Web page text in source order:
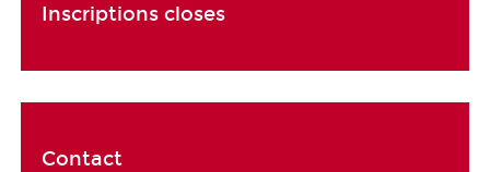
Inscriptions closes
Contact